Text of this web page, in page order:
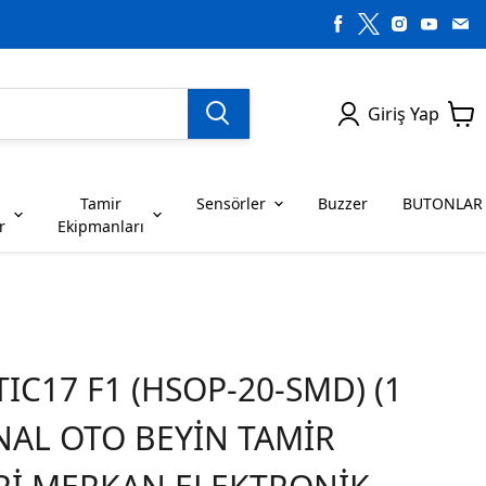
Giriş Yap
BUZZER BUTONLAR
ENTEGRELER K SERİSİ ENTEGRELER
Tamir
Ekipmanları
Sensörler Buzzer BUTONLAR
F1 (HSOP-20-SMD) (1
OTO BEYİN TAMİR